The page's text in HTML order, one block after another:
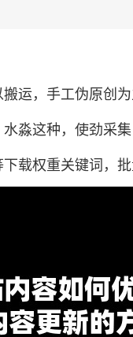
运，手工伪原创
这种，使劲采集
权重关键词，批